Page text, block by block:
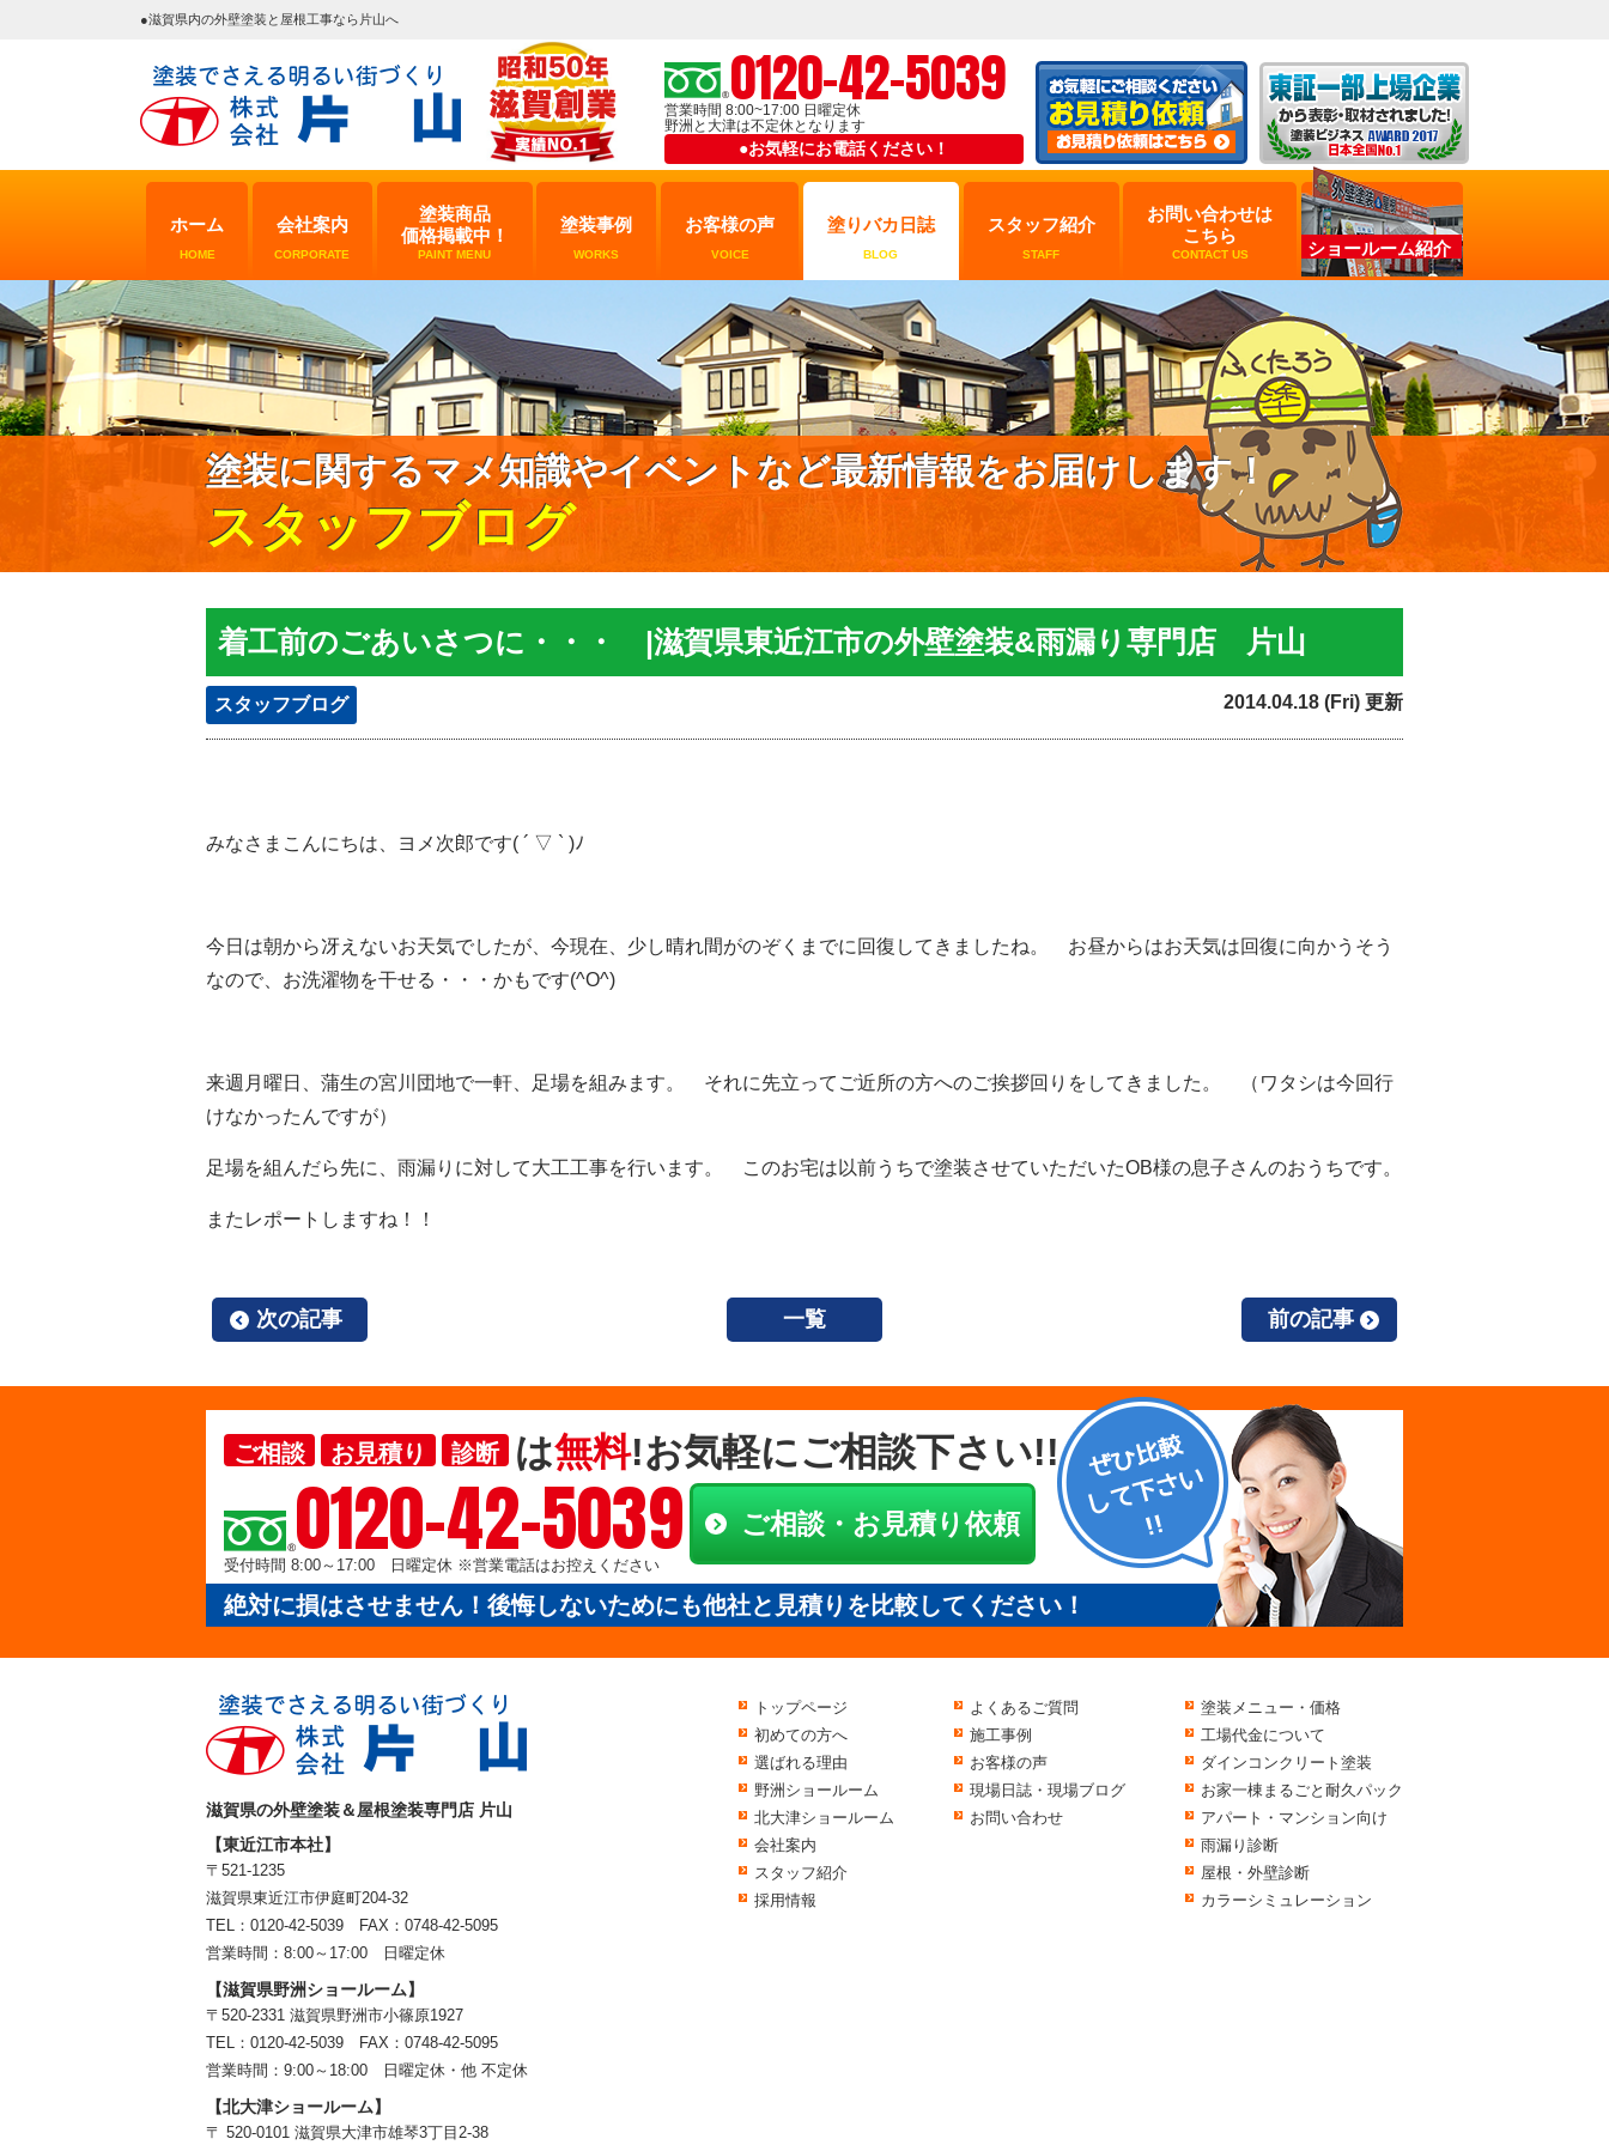
●滋賀県内の外壁塗装と屋根工事なら片山へ
0120-42-5039
営業時間 8:00~17:00 日曜定休
野洲と大津は不定休となります
●お気軽にお電話ください！
ホーム
HOME
会社案内
CORPORATE
塗装商品
価格掲載中！
PAINT MENU
塗装事例
WORKS
お客様の声
VOICE
塗りバカ日誌
BLOG
スタッフ紹介
STAFF
お問い合わせは
こちら
CONTACT US ショールーム紹介
塗装に関するマメ知識やイベントなど最新情報をお届けします！
スタッフブログ
着工前のごあいさつに・・・ |滋賀県東近江市の外壁塗装&雨漏り専門店 片山
スタッフブログ 2014.04.18 (Fri) 更新
みなさまこんにちは、ヨメ次郎です( ´ ▽ ` )ﾉ
今日は朝から冴えないお天気でしたが、今現在、少し晴れ間がのぞくまでに回復してきましたね。 お昼からはお天気は回復に向かうそう
なので、お洗濯物を干せる・・・かもです(^O^)
来週月曜日、蒲生の宮川団地で一軒、足場を組みます。 それに先立ってご近所の方へのご挨拶回りをしてきました。 （ワタシは今回行
けなかったんですが）
足場を組んだら先に、雨漏りに対して大工工事を行います。 このお宅は以前うちで塗装させていただいたOB様の息子さんのおうちです。
またレポートしますね！！
次の記事 一覧 前の記事
ご相談 お見積り 診断 は無料!お気軽にご相談下さい!!
0120-42-5039
受付時間 8:00～17:00 日曜定休 ※営業電話はお控えください
ご相談・お見積り依頼
絶対に損はさせません！後悔しないためにも他社と見積りを比較してください！
滋賀県の外壁塗装＆屋根塗装専門店 片山
【東近江市本社】
〒521-1235
滋賀県東近江市伊庭町204-32
TEL：0120-42-5039 FAX：0748-42-5095
営業時間：8:00～17:00 日曜定休
【滋賀県野洲ショールーム】
〒520-2331 滋賀県野洲市小篠原1927
TEL： 0120-42-5039 FAX：0748-42-5095
営業時間：9:00～18:00
日曜定休・他 不定休
【北大津ショールーム】
〒 520-0101 滋賀県大津市雄琴3丁目2-38
トップページ
初めての方へ
選ばれる理由
野洲ショールーム
北大津ショールーム
会社案内
スタッフ紹介
採用情報
よくあるご質問
施工事例
お客様の声
現場日誌・現場ブログ
お問い合わせ
塗装メニュー・価格
工場代金について
ダインコンクリート塗装
お家一棟まるごと耐久パック
アパート・マンション向け
雨漏り診断
屋根・外壁診断
カラーシミュレーション